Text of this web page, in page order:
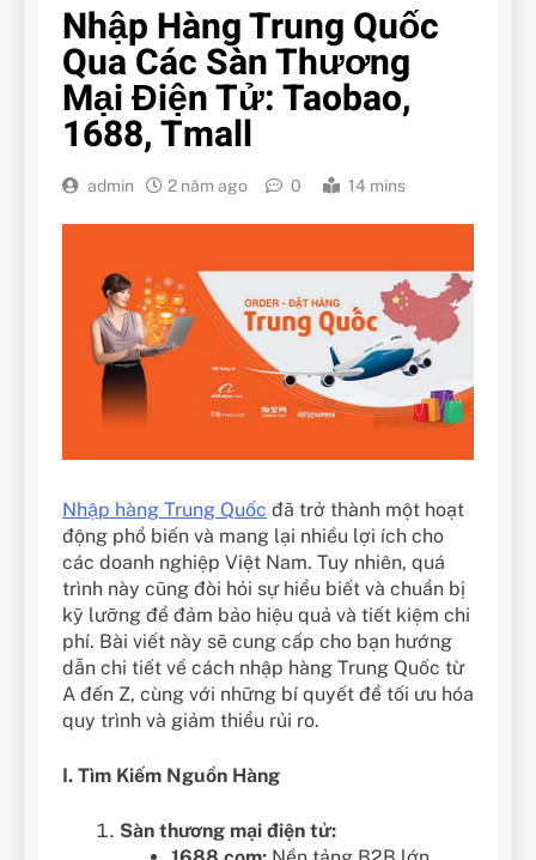
Nhập Hàng Trung Quốc
Qua Các Sàn Thương
Mại Điện Tử: Taobao,
1688, Tmall
admin 2 năm ago 0 14 mins
Nhập hàng Trung Quốc đã trở thành một hoạt
động phổ biến và mang lại nhiều lợi ích cho
các doanh nghiệp Việt Nam. Tuy nhiên, quá
trình này cũng đòi hỏi sự hiểu biết và chuẩn bị
kỹ lưỡng để đảm bảo hiệu quả và tiết kiệm chi
phí. Bài viết này sẽ cung cấp cho bạn hướng
dẫn chi tiết về cách nhập hàng Trung Quốc từ
A đến Z, cùng với những bí quyết để tối ưu hóa
quy trình và giảm thiểu rủi ro.
I. Tìm Kiếm Nguồn Hàng
Sàn thương mại điện tử: